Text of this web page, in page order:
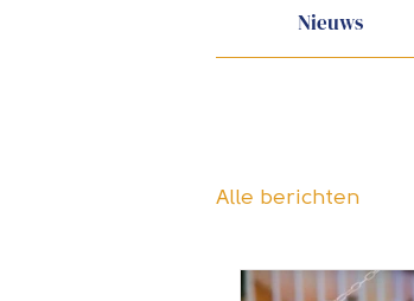
Nieuws
Alle berichten